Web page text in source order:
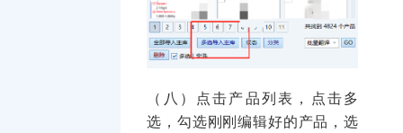
（八）点击产品列表，点击多
选，勾选刚刚编辑好的产品，选